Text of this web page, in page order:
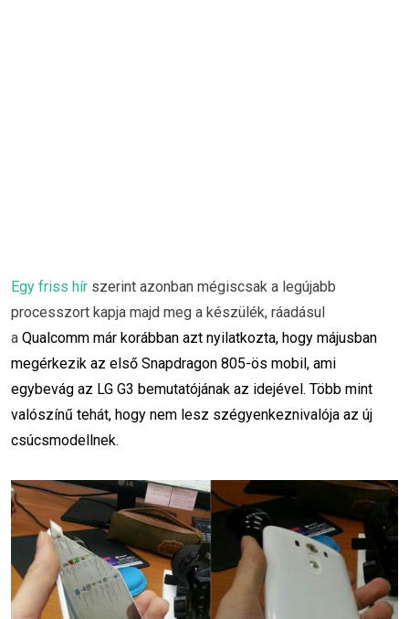
Egy friss hír szerint azonban mégiscsak a legújabb
processzort kapja majd meg a készülék, ráadásul
a Qualcomm már korábban azt nyilatkozta, hogy májusban
megérkezik az első Snapdragon 805-ös mobil, ami
egybevág az LG G3 bemutatójának az idejével. Több mint
valószínű tehát, hogy nem lesz szégyenkeznivalója az új
csúcsmodellnek.